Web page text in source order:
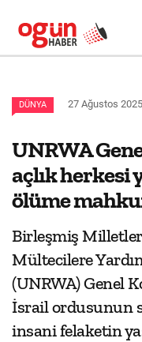
DÜNYA 27 Ağustos
UNRWA
açlık herkesi
ölüme
Birleşmiş
Mültecilere
(UNRWA) Genel
İsrail ordusunun
insani felaketin